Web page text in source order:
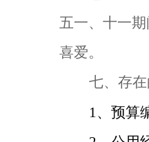
五一、十一
喜爱。
七、存
1、预算